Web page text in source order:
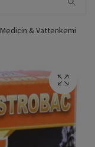
Medicin & Vattenkemi